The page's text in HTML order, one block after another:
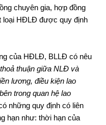
chuyên gia, hợp đồng
loại HĐLĐ được quy định
của HĐLĐ, BLLĐ có nêu
thuận giữa NLĐ và
lương, điều kiện lao
trong quan hệ lao
những quy định có liên
hạn như: thời hạn của